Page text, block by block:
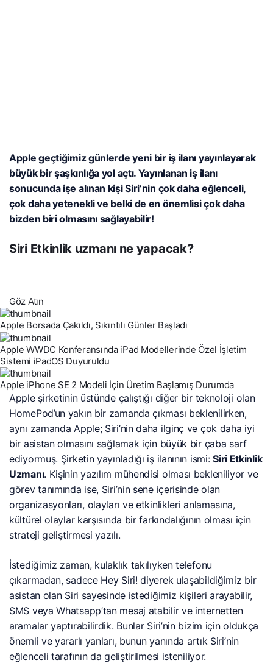
Apple geçtiğimiz günlerde yeni bir iş ilanı yayınlayarak
büyük bir şaşkınlığa yol açtı. Yayınlanan iş ilanı
sonucunda işe alınan kişi Siri’nin çok daha eğlenceli,
çok daha yetenekli ve belki de en önemlisi çok daha
bizden biri olmasını sağlayabilir!
Siri Etkinlik uzmanı ne yapacak?
Göz Atın
Apple Borsada Çakıldı, Sıkıntılı Günler Başladı
Apple WWDC Konferansında iPad Modellerinde Özel İşletim
Sistemi iPadOS Duyuruldu
Apple iPhone SE 2 Modeli İçin Üretim Başlamış Durumda
Apple şirketinin üstünde çalıştığı diğer bir teknoloji olan
HomePod’un yakın bir zamanda çıkması beklenilirken,
aynı zamanda Apple; Siri’nin daha ilginç ve çok daha iyi
bir asistan olmasını sağlamak için büyük bir çaba sarf
ediyormuş. Şirketin yayınladığı iş ilanının ismi:Siri Etkinlik
Uzmanı. Kişinin yazılım mühendisi olması bekleniliyor ve
görev tanımında ise, Siri’nin sene içerisinde olan
organizasyonları, olayları ve etkinlikleri anlamasına,
kültürel olaylar karşısında bir farkındalığının olması için
strateji geliştirmesi yazılı.
İstediğimiz zaman, kulaklık takılıyken telefonu
çıkarmadan, sadece Hey Siri! diyerek ulaşabildiğimiz bir
asistan olan Siri sayesinde istediğimiz kişileri arayabilir,
SMS veya Whatsapp’tan mesaj atabilir ve internetten
aramalar yaptırabilirdik. Bunlar Siri’nin bizim için oldukça
önemli ve yararlı yanları, bunun yanında artık Siri’nin
eğlenceli tarafının da geliştirilmesi isteniliyor.